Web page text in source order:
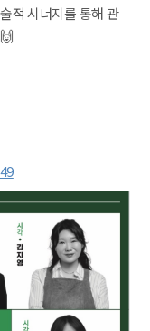
적 시너지를 통해 관